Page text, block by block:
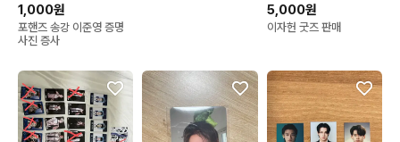
1,000원
포핸즈 송강 이준영 증명
사진 증사
5,000원
이자헌 굿즈 판매